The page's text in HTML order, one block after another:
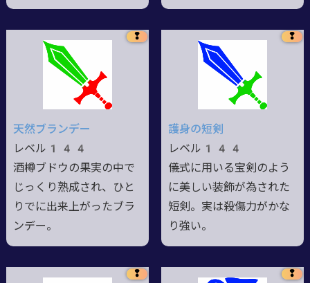
❢
天然ブランデー
レベル144
酒樽ブドウの果実の中で
じっくり熟成され、ひと
りでに出来上がったブラ
ンデー。
❢
護身の短剣
レベル144
儀式に用いる宝剣のよう
に美しい装飾が為された
短剣。実は殺傷力がかな
り強い。
❢ ❢